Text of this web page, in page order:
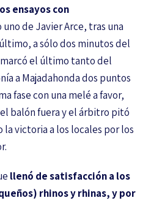
ensayos con
uno de Javier Arce, tras una
a sólo dos minutos del
el último tanto del
a Majadahonda dos puntos
fase con una melé a favor,
balón fuera y el árbitro pitó
victoria a los locales por los
llenó de satisfacción a los
rhinos y rhinas, y por